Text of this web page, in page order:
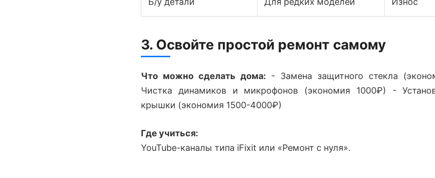
3. Освойте простой ремонт самому
Что можно сделать дома: - Замена защитного стекла
Чистка динамиков и микрофонов (экономия 1000₽) -
крышки (экономия 1500-4000₽)
Где учиться:
YouTube-каналы типа iFixit или «Ремонт с нуля».